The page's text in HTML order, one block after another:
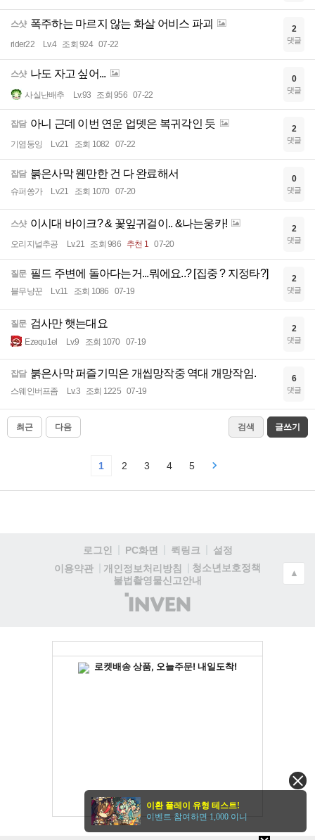
스샷 폭주하는 마르지 않는 화살 어비스 파괴
rider22 Lv.4 조회 924 07-22
2
댓글
스샷 나도 자고 싶어...
사실난배추 Lv.93 조회 956 07-22
0
댓글
잡담 아니 근데 이번 연운 업뎃은 복귀각인 듯
기염둥잉 Lv.21 조회 1082 07-22
2
댓글
잡담 붉은사막 웬만한 건 다 완료해서
슈퍼쏭가 Lv.21 조회 1070 07-20
0
댓글
스샷 이시대 바이크? & 꽃잎귀걸이.. &나는웅카!
오리지널추공 Lv.21 조회 986 추천 1 07-20
2
댓글
질문 필드 주변에 돌아다는거...뭐에요..? [집중 ? 지정타?]
블무냥꾼 Lv.11 조회 1086 07-19
2
댓글
질문 검사만 햇는대요
Ezequ1el Lv.9 조회 1070 07-19
2
댓글
잡담 붉은사막 퍼즐기믹은 개씹망작중 역대 개망작임.
스웨인버프좀 Lv.3 조회 1225 07-19
6
댓글
최근 다음 검색 글쓰기
1 2 3 4 5
로그인 PC화면 퀵링크
설정
이용약관
개인정보처리방침
청소년보호정책
불법촬영물신고안내
(주)
인
▲
이환 플레이 유형 테스트!
이벤트 참여하면 1,000 이니